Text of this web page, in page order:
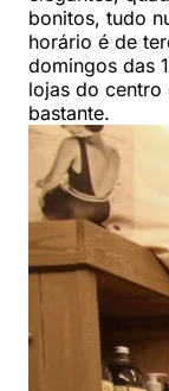
bonitos, tudo
horário é de
domingos das
lojas do centro
bastante.